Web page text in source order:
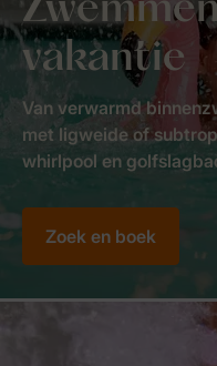
vakantie
Van verwarmd
met ligweide of
whirlpool en
Zoek en boek